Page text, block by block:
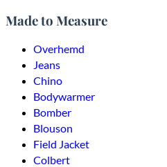
Made to Measure
Overhemd
Jeans
Chino
Bodywarmer
Bomber
Blouson
Field Jacket
Colbert